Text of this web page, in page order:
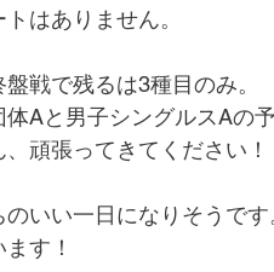
はありません。
戦で残るは3種目のみ。
Aと男子シングルスAの
頑張ってきてください！
いい一日になりそうです
す！